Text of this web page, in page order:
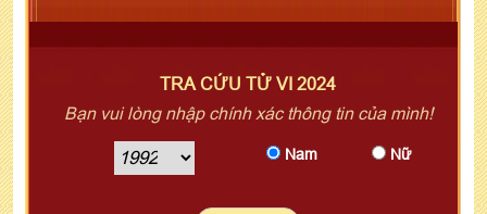
TRA CỨU TỬ VI 2024
Bạn vui lòng nhập chính xác thông tin của mình!
Nam Nữ